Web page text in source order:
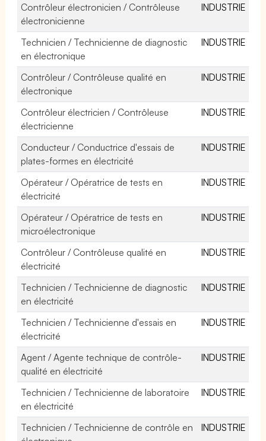
Contrôleur électronicien / Contrôleuse
électronicienne
INDUSTRIE
Technicien / Technicienne de diagnostic
en électronique
INDUSTRIE
Contrôleur / Contrôleuse qualité en
électronique
INDUSTRIE
Contrôleur électricien / Contrôleuse
électricienne
INDUSTRIE
Conducteur / Conductrice d'essais de
plates-formes en électricité
INDUSTRIE
Opérateur / Opératrice de tests en
électricité
INDUSTRIE
Opérateur / Opératrice de tests en
microélectronique
INDUSTRIE
Contrôleur / Contrôleuse qualité en
électricité
INDUSTRIE
Technicien / Technicienne de diagnostic
en électricité
INDUSTRIE
Technicien / Technicienne d'essais en
électricité
INDUSTRIE
Agent / Agente technique de contrôle-
qualité en électricité
INDUSTRIE
Technicien / Technicienne de laboratoire
en électricité
INDUSTRIE
Technicien / Technicienne de contrôle en
INDUSTRIE